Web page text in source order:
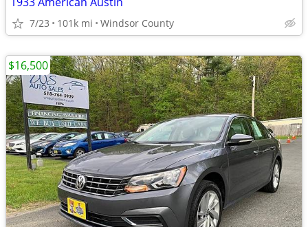
7/23 101k mi Windsor County
$16,500